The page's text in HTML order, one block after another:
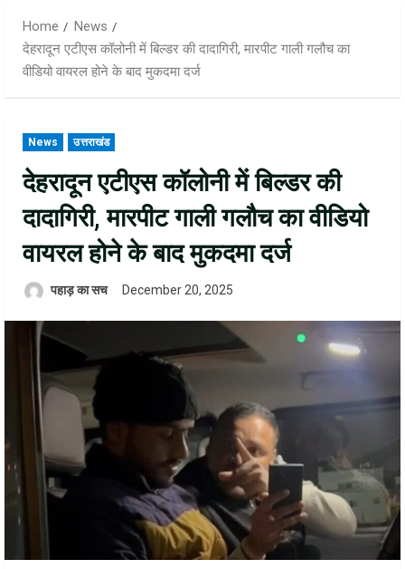
Home
News
देहरादून एटीएस कॉलोनी में बिल्डर की दादागिरी, मारपीट गाली गलौच का
वीडियो वायरल होने के बाद मुकदमा दर्ज
News उत्तराखंड
देहरादून एटीएस कॉलोनी में बिल्डर की
दादागिरी, मारपीट गाली गलौच का वीडियो
वायरल होने के बाद मुकदमा दर्ज
पहाड़ का सच December 20, 2025